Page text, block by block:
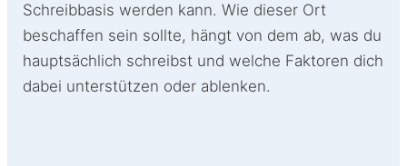
Schreibbasis werden kann. Wie dieser Ort
beschaffen sein sollte, hängt von dem ab, was du
hauptsächlich schreibst und welche Faktoren dich
dabei unterstützen oder ablenken.